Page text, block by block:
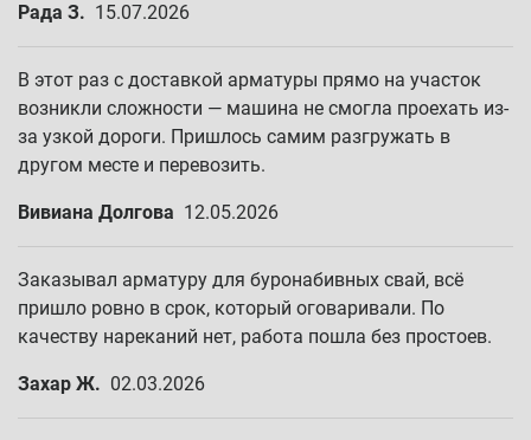
Рада З. 15.07.2026
В этот раз с доставкой арматуры прямо на участок
возникли сложности — машина не смогла проехать из-
за узкой дороги. Пришлось самим разгружать в
другом месте и перевозить.
Вивиана Долгова 12.05.2026
Заказывал арматуру для буронабивных свай, всё
пришло ровно в срок, который оговаривали. По
качеству нареканий нет, работа пошла без простоев.
Захар Ж. 02.03.2026